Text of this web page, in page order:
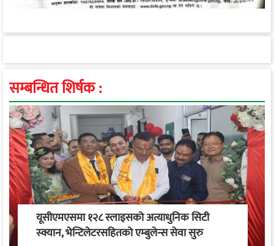
सम्बन्धित शिर्षक :
यूसीएमएसमा १२८ स्लाइसको अत्याधुनिक सिटी
स्क्यान, भेन्टिलेटरसहितको एम्बुलेन्स सेवा सुरु